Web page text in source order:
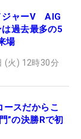
ジャーV AIG
過去最多の5
場
(火) 12時30分
ースだからこ
”の決勝Rで初